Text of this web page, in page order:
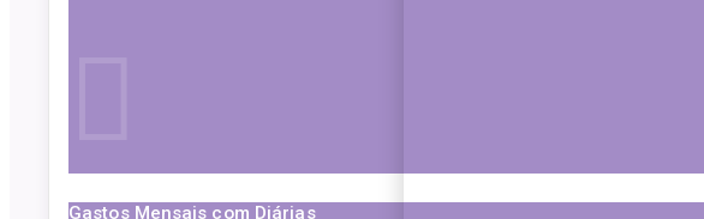
Gastos Mensais com Diárias